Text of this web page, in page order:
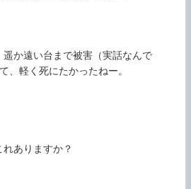
か遠い台まで被害（実話なんで
、軽く死にたかったねー。
ありますか？